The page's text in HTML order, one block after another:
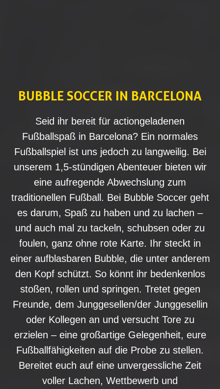
BUBBLE SOCCER IN BARCELONA
Seid ihr bereit für actiongeladenen
Fußballspaß in Barcelona? Ein normales
Fußballspiel ist uns jedoch zu langweilig. Bei
unserem 1,5-stündigen Abenteuer bieten wir
eine aufregende Abwechslung zum
traditionellen Fußball. Bei Bubble Soccer geht
es darum, Spaß zu haben und zu lachen –
und auch mal zu tackeln, schubsen oder zu
foulen, ganz ohne rote Karte. Ihr steckt in
einer aufblasbaren Bubble, die unter anderem
den Kopf schützt. So könnt ihr bedenkenlos
stoßen, rollen und springen. Tretet gegen
Freunde, dem Junggesellen/der Junggesellin
oder Kollegen an und versucht Tore zu
erzielen – eine großartige Gelegenheit, eure
Fußballfähigkeiten auf die Probe zu stellen.
Bereitet euch auf eine unvergessliche Zeit
voller Lachen, Wettbewerb und